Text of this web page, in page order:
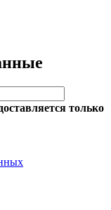
только